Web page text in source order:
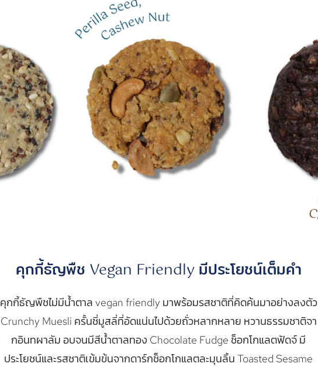
คุกกี้ธัญพืช Vegan Friendly มีประโยชน์เต็มคำ
คุกกี้ธัญพืชไม่มีน้ำตาล vegan friendly มาพร้อมรสชาติที่คิดค้นมาอย่างลงตัว
Crunchy Muesli ครั้นชี่มูสลี่ที่อัดแน่นไปด้วยถั่วหลากหลาย หวานธรรมชาติจา
กอินทผาลัม อบจนมีสีน้ำตาลทอง Chocolate Fudge ช็อกโกแลตฟัดจ์ มี
ประโยชน์และรสชาติเข้มข้นจากดาร์กช็อกโกแลตละมุนลิ้น Toasted Sesame